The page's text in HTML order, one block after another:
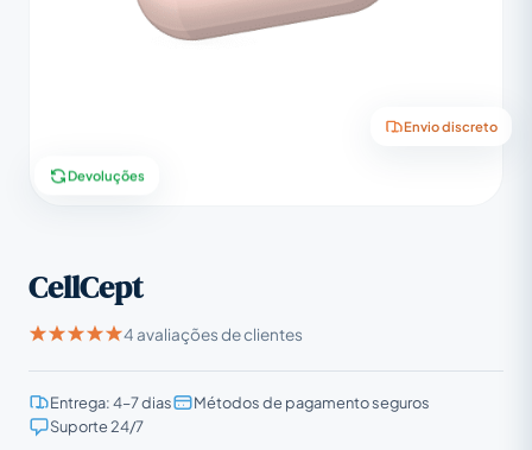
Envio discreto
Devoluções
CellCept
4 avaliações de clientes
Entrega: 4–7 dias
Métodos de pagamento seguros
Suporte 24/7